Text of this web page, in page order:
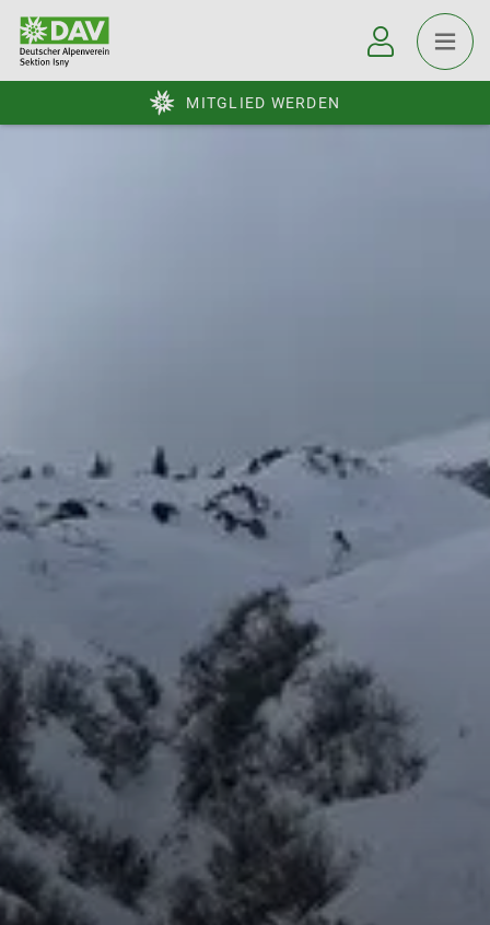
MITGLIED WERDEN